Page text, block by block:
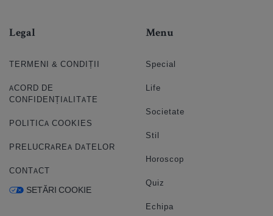
Legal
TERMENI & CONDIȚII
ACORD DE
CONFIDENȚIALITATE
POLITICA COOKIES
PRELUCRAREA DATELOR
CONTACT
SETĂRI COOKIE
Menu
Special
Life
Societate
Stil
Horoscop
Quiz
Echipa